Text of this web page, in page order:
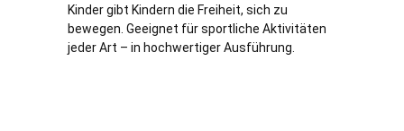
Kinder gibt Kindern die Freiheit, sich zu
bewegen. Geeignet für sportliche Aktivitäten
jeder Art – in hochwertiger Ausführung.